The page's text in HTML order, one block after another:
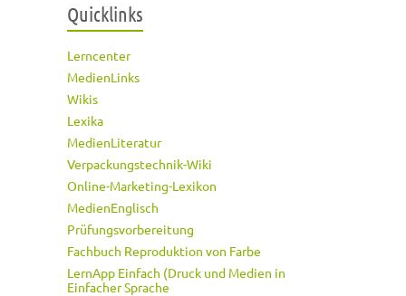
Quicklinks
Lerncenter
MedienLinks
Wikis
Lexika
MedienLiteratur
Verpackungstechnik-Wiki
Online-Marketing-Lexikon
MedienEnglisch
Prüfungsvorbereitung
Fachbuch Reproduktion von Farbe
LernApp Einfach (Druck und Medien in
Einfacher Sprache